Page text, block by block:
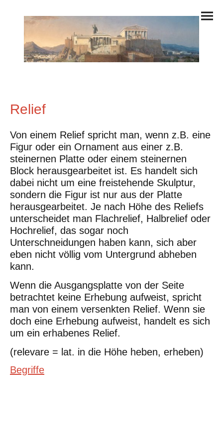
Relief
Von einem Relief spricht man, wenn z.B. eine
Figur oder ein Ornament aus einer z.B.
steinernen Platte oder einem steinernen
Block herausgearbeitet ist. Es handelt sich
dabei nicht um eine freistehende Skulptur,
sondern die Figur ist nur aus der Platte
herausgearbeitet. Je nach Höhe des Reliefs
unterscheidet man Flachrelief, Halbrelief oder
Hochrelief, das sogar noch
Unterschneidungen haben kann, sich aber
eben nicht völlig vom Untergrund abheben
kann.
Wenn die Ausgangsplatte von der Seite
betrachtet keine Erhebung aufweist, spricht
man von einem versenkten Relief. Wenn sie
doch eine Erhebung aufweist, handelt es sich
um ein erhabenes Relief.
(relevare = lat. in die Höhe heben, erheben)
Begriffe